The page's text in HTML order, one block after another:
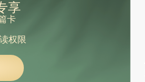
享
卡
权限